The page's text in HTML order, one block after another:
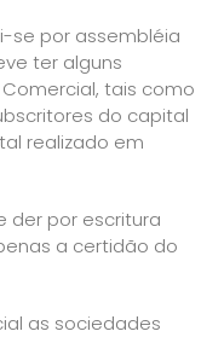
se por assembléia
ter alguns
tais como
do capital
realizado em
der por escritura
a certidão do
as sociedades